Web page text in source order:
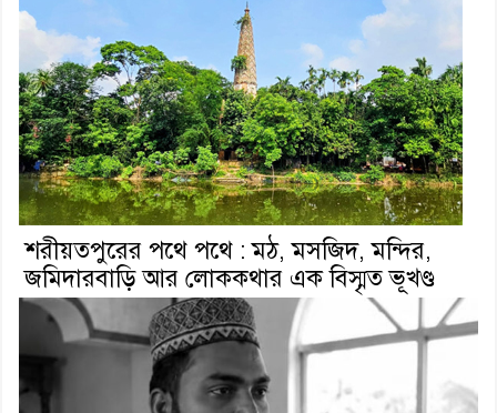
শরীয়তপুরের পথে পথে : মঠ, মসজিদ, মন্দির,
জমিদারবাড়ি আর লোককথার এক বিস্মৃত ভূখণ্ড